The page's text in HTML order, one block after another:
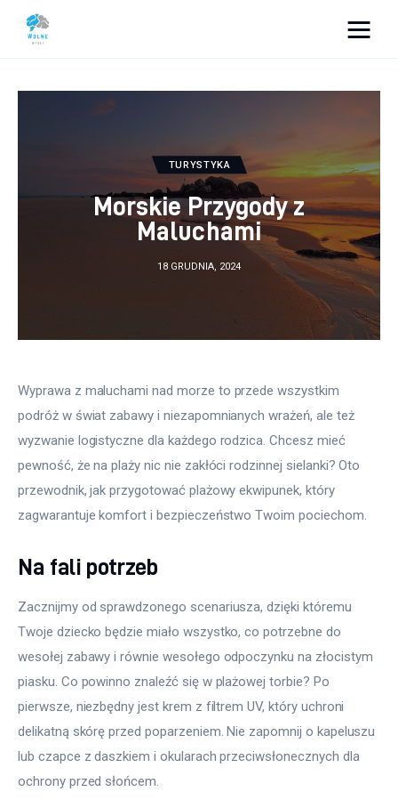
Dom i ogród
Więcej
TURYSTYKA
Morskie Przygody z
Maluchami
18 GRUDNIA, 2024
Wyprawa z maluchami nad morze to przede wszystkim
podróż w świat zabawy i niezapomnianych wrażeń, ale też
wyzwanie logistyczne dla każdego rodzica. Chcesz mieć
pewność, że na plaży nic nie zakłóci rodzinnej sielanki? Oto
przewodnik, jak przygotować plażowy ekwipunek, który
zagwarantuje komfort i bezpieczeństwo Twoim pociechom.
Na fali potrzeb
Zacznijmy od sprawdzonego scenariusza, dzięki któremu
Twoje dziecko będzie miało wszystko, co potrzebne do
wesołej zabawy i równie wesołego odpoczynku na złocistym
piasku. Co powinno znaleźć się w plażowej torbie? Po
pierwsze, niezbędny jest krem z filtrem UV, który uchroni
delikatną skórę przed poparzeniem. Nie zapomnij o kapeluszu
lub czapce z daszkiem i okularach przeciwsłonecznych dla
ochrony przed słońcem.